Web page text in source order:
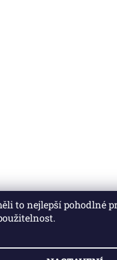
to nejlepší pohodlné